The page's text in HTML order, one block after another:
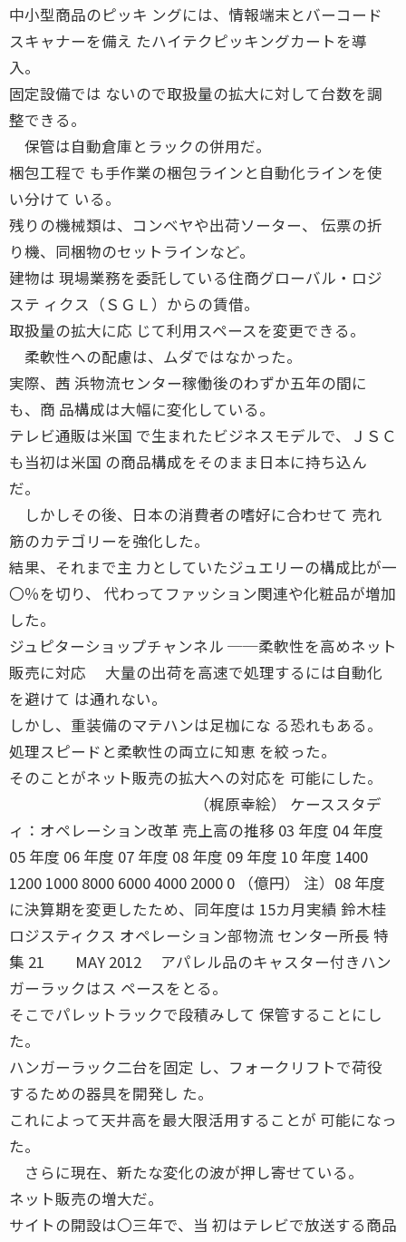
中小型商品のピッキ ングには、情報端末とバーコード
スキャナーを備え たハイテクピッキングカートを導
入。
固定設備では ないので取扱量の拡大に対して台数を調
整できる。
保管は自動倉庫とラックの併用だ。
梱包工程で も手作業の梱包ラインと自動化ラインを使
い分けて いる。
残りの機械類は、コンベヤや出荷ソーター、 伝票の折
り機、同梱物のセットラインなど。
建物は 現場業務を委託している住商グローバル・ロジ
ステ ィクス（ＳＧＬ）からの賃借。
取扱量の拡大に応 じて利用スペースを変更できる。
柔軟性への配慮は、ムダではなかった。
実際、茜 浜物流センター稼働後のわずか五年の間に
も、商 品構成は大幅に変化している。
テレビ通販は米国 で生まれたビジネスモデルで、ＪＳＣ
も当初は米国 の商品構成をそのまま日本に持ち込ん
だ。
しかしその後、日本の消費者の嗜好に合わせて 売れ
筋のカテゴリーを強化した。
結果、それまで主 力としていたジュエリーの構成比が一
〇％を切り、 代わってファッション関連や化粧品が増加
した。
ジュピターショップチャンネル ──柔軟性を高めネット
販売に対応 大量の出荷を高速で処理するには自動化
を避けて は通れない。
しかし、重装備のマテハンは足枷にな る恐れもある。
処理スピードと柔軟性の両立に知恵 を絞った。
そのことがネット販売の拡大への対応を 可能にした。
（梶原幸絵） ケーススタデ
ィ：オペレーション改革 売上高の推移 03 年度 04 年度
05 年度 06 年度 07 年度 08 年度 09 年度 10 年度 1400
1200 1000 8000 6000 4000 2000 0 （億円） 注）08 年度
に決算期を変更したため、同年度は 15カ月実績 鈴木桂
ロジスティクス オペレーション部物流 センター所長 特
集 21 MAY 2012 アパレル品のキャスター付きハン
ガーラックはス ペースをとる。
そこでパレットラックで段積みして 保管することにし
た。
ハンガーラック二台を固定 し、フォークリフトで荷役
するための器具を開発し た。
これによって天井高を最大限活用することが 可能になっ
た。
さらに現在、新たな変化の波が押し寄せている。
ネット販売の増大だ。
サイトの開設は〇三年で、当 初はテレビで放送する商品